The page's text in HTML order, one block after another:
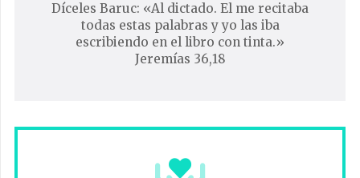
Díceles Baruc: «Al dictado. El me recitaba
todas estas palabras y yo las iba
escribiendo en el libro con tinta.»
Jeremías 36,18